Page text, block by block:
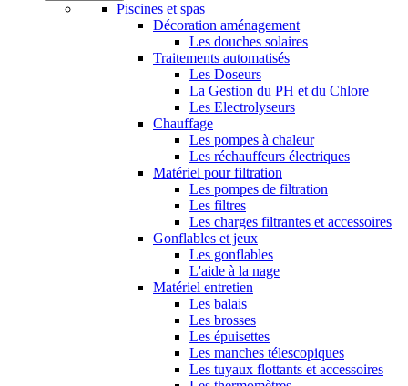
Piscines et spas
Décoration aménagement
Les douches solaires
Traitements automatisés
Les Doseurs
La Gestion du PH et du Chlore
Les Electrolyseurs
Chauffage
Les pompes à chaleur
Les réchauffeurs électriques
Matériel pour filtration
Les pompes de filtration
Les filtres
Les charges filtrantes et accessoires
Gonflables et jeux
Les gonflables
L'aide à la nage
Matériel entretien
Les balais
Les brosses
Les épuisettes
Les manches télescopiques
Les tuyaux flottants et accessoires